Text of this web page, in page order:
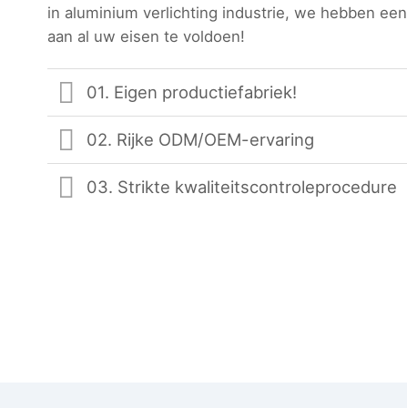
in aluminium verlichting industrie, we hebben
aan al uw eisen te voldoen!
01. Eigen productiefabriek!
02. Rijke ODM/OEM-ervaring
03. Strikte kwaliteitscontroleprocedure